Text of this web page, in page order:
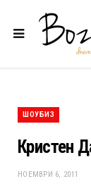
ШОУБИЗ
Кристен
НОЕМВРИ 6, 2011